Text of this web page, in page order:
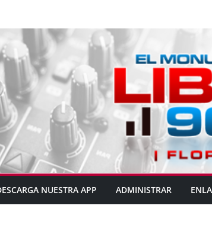
NUESTRA APP ADMINISTRAR